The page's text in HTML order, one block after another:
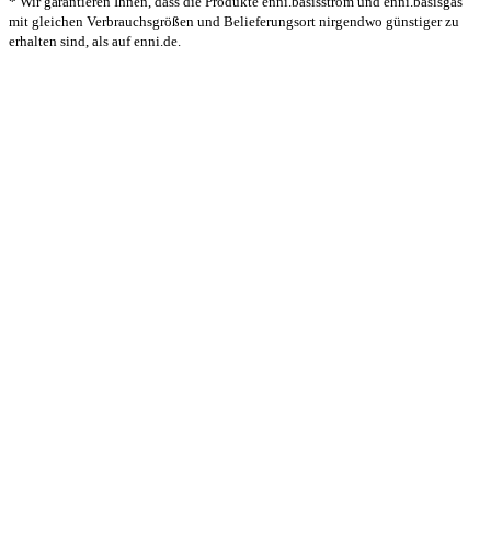
mit gleichen Verbrauchsgrößen und Belieferungsort nirgendwo günstiger zu
erhalten sind, als auf enni.de.